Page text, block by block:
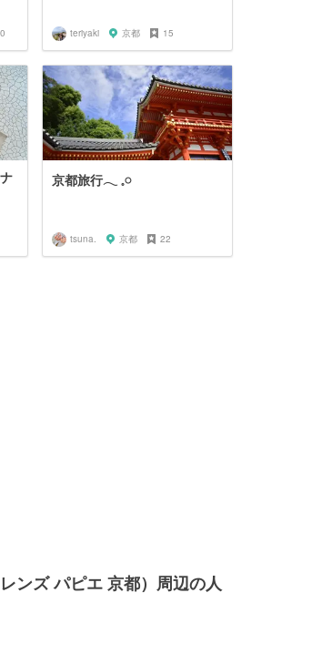
teriyaki 京都 15
京都旅行‎𓂃 𓈒𓏸
tsuna. 京都 22
ンズ パピエ 京都）周辺の人